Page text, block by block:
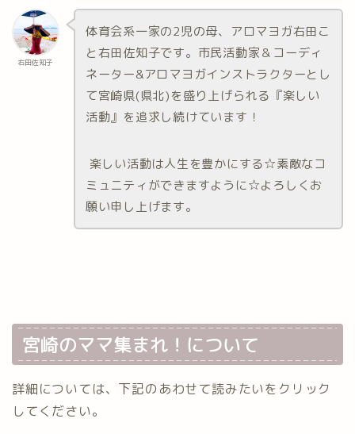
右田佐知子
体育会系一家の2児の母、アロマヨガ右田こ
と右田佐知子です。市民活動家＆コーディ
ネーター&アロマヨガインストラクターとし
て宮崎県(県北)を盛り上げられる『楽しい
活動』を追求し続けています！
楽しい活動は人生を豊かにする☆素敵なコ
ミュニティができますように☆よろしくお
願い申し上げます。
宮崎のママ集まれ！について
詳細については、下記のあわせて読みたいをクリック
してください。